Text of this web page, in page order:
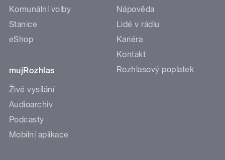
Komunální volby
Stanice
eShop
mujRozhlas
Živé vysílání
Audioarchiv
Podcasty
Mobilní aplikace
Nápověda
Lidé v rádiu
Kariéra
Kontakt
Rozhlasový poplatek